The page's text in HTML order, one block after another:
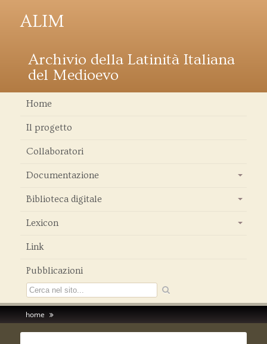
ALIM
Archivio della Latinità Italiana
del Medioevo
Home
Il progetto
Collaboratori
Documentazione
Biblioteca digitale
Lexicon
Link
Pubblicazioni
home